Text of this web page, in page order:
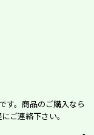
です。商品のご購入なら
ご連絡下さい。